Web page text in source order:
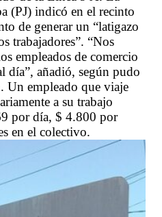
(PJ) indicó en el recinto
de generar un “latigazo
trabajadores”. “Nos
empleados de comercio
día”, añadió, según pudo
empleado que viaje
a su trabajo
por día, $ 4.800 por
en el colectivo.